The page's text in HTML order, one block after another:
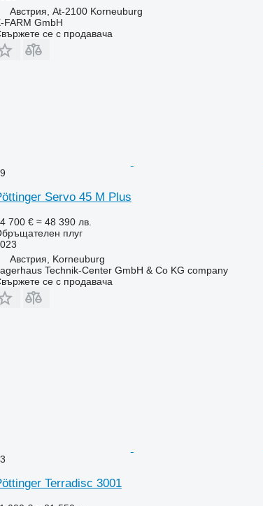
Австрия, At-2100 Korneuburg
FARM GmbH
се с продавача
Servo 45 M Plus
700 € ≈ 48 390 лв.
плуг
Австрия, Korneuburg
Technik-Center GmbH & Co KG company
се с продавача
Terradisc 3001